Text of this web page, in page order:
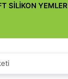
SILIKON YEMLER